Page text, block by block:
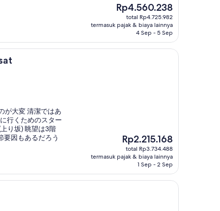
Harga
sekarang
Rp4.560.238
Rp4.560.238
total Rp4.725.982
termasuk pajak & biaya lainnya
4 Sep - 5 Sep
が大変 清潔ではあ
行くためのスター
り坂) 眺望は3階
要因もあるだろう
Harga
sekarang
Rp2.215.168
Rp2.215.168
total Rp3.734.488
termasuk pajak & biaya lainnya
1 Sep - 2 Sep